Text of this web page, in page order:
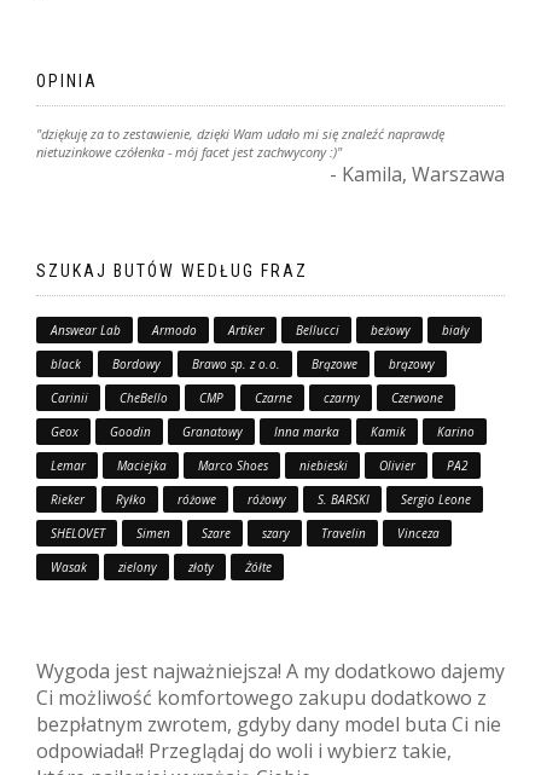
OPINIA
"dziękuję za to zestawienie, dzięki Wam udało mi się znaleźć naprawdę
nietuzinkowe czółenka - mój facet jest zachwycony :)"
- Kamila, Warszawa
SZUKAJ BUTÓW WEDŁUG FRAZ
Answear Lab Armodo Artiker Bellucci beżowy
biały
black
Bordowy Brawo sp. z o.o. Brązowe
brązowy
Carinii
CheBello CMP Czarne czarny
Czerwone
Geox
Goodin Granatowy Inna marka Kamik
Karino
Lemar
Maciejka Marco Shoes niebieski Olivier
PA2
Rieker
Ryłko różowe różowy S. BARSKI
Sergio Leone
SHELOVET
Simen Szare szary Travelin
Vinceza
Wasak
zielony złoty Żółte
Wygoda jest najważniejsza! A my dodatkowo dajemy
Ci możliwość komfortowego zakupu dodatkowo z
bezpłatnym zwrotem, gdyby dany model buta Ci nie
odpowiadał! Przeglądaj do woli i wybierz takie,